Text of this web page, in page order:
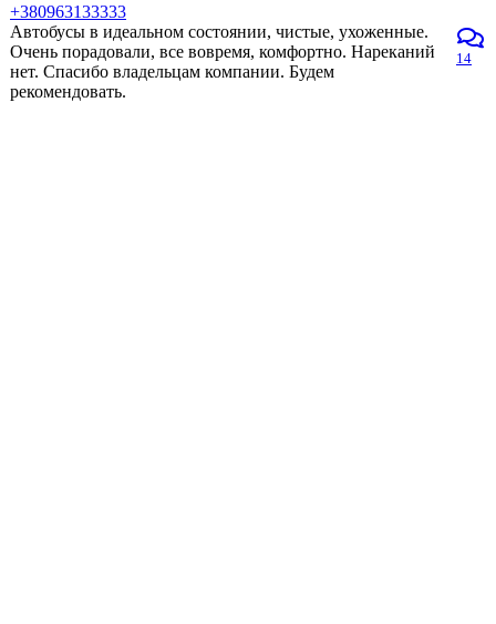
+380963133333
Автобусы в идеальном состоянии, чистые, ухоженные.
Очень порадовали, все вовремя, комфортно. Нареканий
нет. Спасибо владельцам компании. Будем
рекомендовать.
14